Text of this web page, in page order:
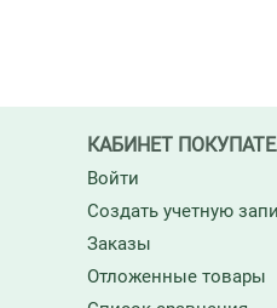
КАБИНЕТ
Войти
Создать учетную
Заказы
Отложенные товары